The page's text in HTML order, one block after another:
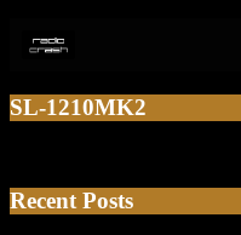
SL-1210MK2
Recent Posts